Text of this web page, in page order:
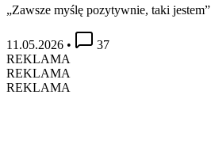
„Zawsze myślę pozytywnie, taki jestem”
11.05.2026 •
37
REKLAMA
REKLAMA
REKLAMA